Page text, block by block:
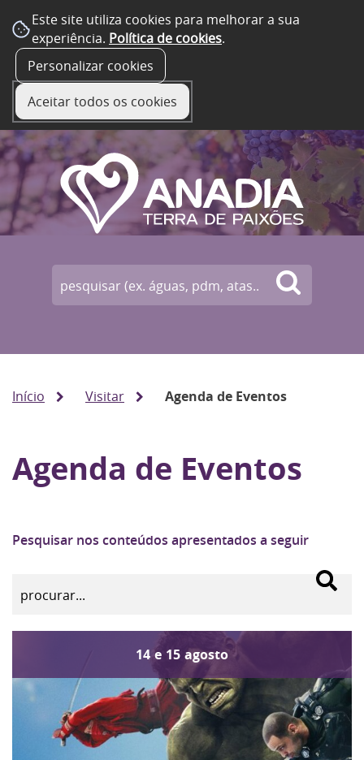
Este site utiliza cookies para melhorar a sua
experiência. Política de cookies.
Personalizar cookies
Aceitar todos os cookies
Início Visitar Agenda de Eventos
Agenda de Eventos
Pesquisar nos conteúdos apresentados a seguir
14 e 15 agosto